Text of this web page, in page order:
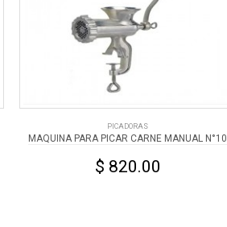
PICADORAS
MAQUINA PARA PICAR CARNE MANUAL N°10
$ 820.00